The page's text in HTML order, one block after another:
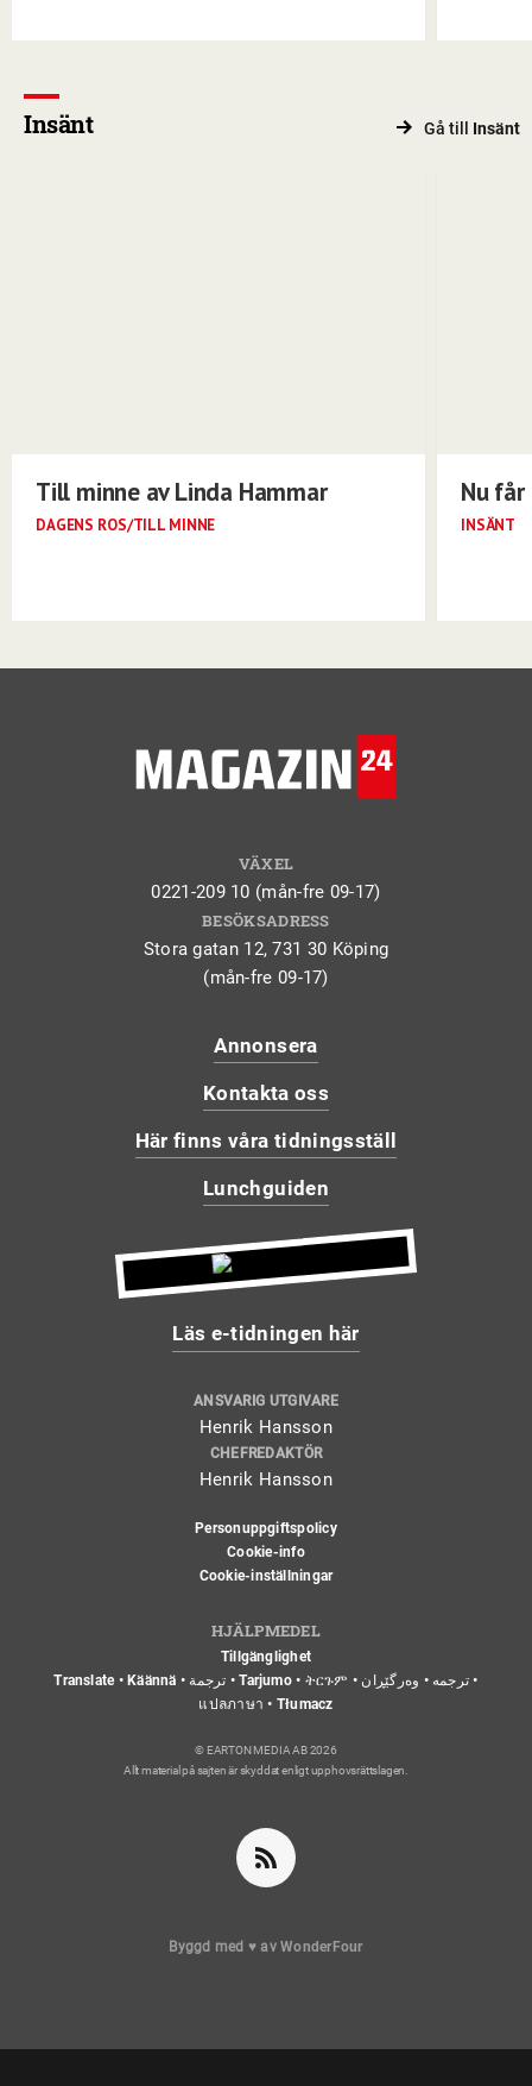
Insänt Gå till Insänt
Till minne av Linda Hammar
DAGENS ROS/TILL MINNE
Nu
INSÄNT
VÄXEL
0221-209 10 (mån-fre 09-17)
BESÖKSADRESS
Stora gatan 12, 731 30 Köping
(mån-fre 09-17)
Annonsera
Kontakta oss
Här finns våra tidningsställ
Lunchguiden
Läs e-tidningen här
ANSVARIG UTGIVARE
Henrik Hansson
CHEFREDAKTÖR
Henrik Hansson
Personuppgiftspolicy
Cookie-info
Cookie-inställningar
HJÄLPMEDEL
Tillgänglighet
Translate • Käännä • ترجمة • Tarjumo • ትርጉም • ترجمه • وەرگێڕان •
แปลภาษา • Tłumacz
© EARTON MEDIA AB 2026
Allt material på sajten är skyddat enligt upphovsrättslagen.
Byggd med ♥ avWonderFour